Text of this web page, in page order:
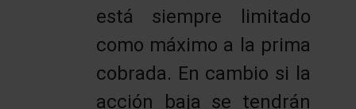
está siempre limitado
como máximo a la prima
cobrada. En cambio si la
acción baja se tendrán